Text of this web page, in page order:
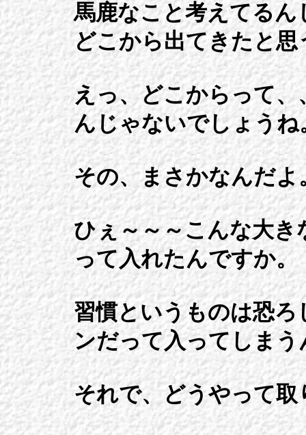
馬鹿なこと考えてる
どこから出てきたと思
えっ、どこからって
んじゃないでしょうね
その、まさかなんだよ
ひぇ～～～こんな大
って入れたんですか。
習慣というものは恐
ンだって入ってしまう
それで、どうやって